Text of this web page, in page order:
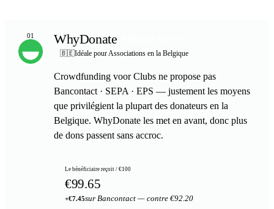
01 WhyDonate
🇧🇪Idéale pour Associations en la Belgique
Crowdfunding voor Clubs ne propose pas
Bancontact · SEPA · EPS — justement les moyens
que privilégient la plupart des donateurs en la
Belgique. WhyDonate les met en avant, donc plus
de dons passent sans accroc.
Le bénéficiaire reçoit / €100
€99.65
+€7.45sur Bancontact — contre €92.20